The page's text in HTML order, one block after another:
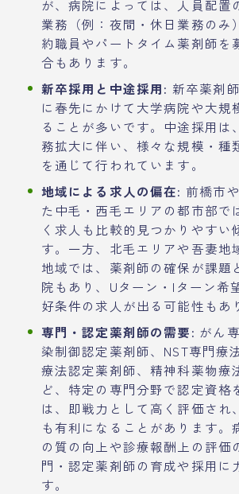
が、病院によっては、人員配置
業務（例：夜間・休日業務のみ
約職員やパートタイム薬剤師を
合もあります。
新卒採用と中途採用: 新卒薬剤
に春先にかけて大学病院や大規
ることが多いです。中途採用は
務拡大に伴い、様々な規模・種
を通じて行われています。
地域による求人の偏在: 前橋市
た中毛・西毛エリアの都市部で
く求人も比較的見つかりやすい
す。一方、北毛エリアや吾妻地
地域では、薬剤師の確保が課題
院もあり、Uターン・Iターン希
好条件の求人が出る可能性もあ
専門・認定薬剤師の需要: がん
染制御認定薬剤師、NST専門療
療法認定薬剤師、精神科薬物療
ど、特定の専門分野で認定資格
は、即戦力として高く評価され
も有利になることがあります。
の質の向上や診療報酬上の評価
門・認定薬剤師の育成や採用に
す。